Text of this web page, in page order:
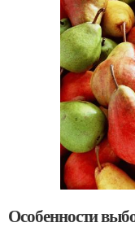
Особенности